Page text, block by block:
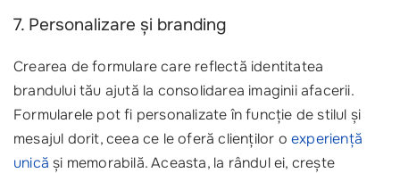
7. Personalizare și branding
Crearea de formulare care reflectă identitatea
brandului tău ajută la consolidarea imaginii afacerii.
Formularele pot fi personalizate în funcție de stilul și
mesajul dorit, ceea ce le oferă clienților o experiență
unică și memorabilă. Aceasta, la rândul ei, crește